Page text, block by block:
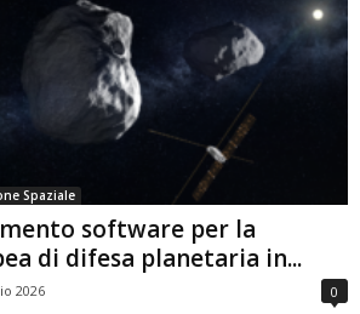
Spaziale
software per la
di difesa planetaria in...
2026 0